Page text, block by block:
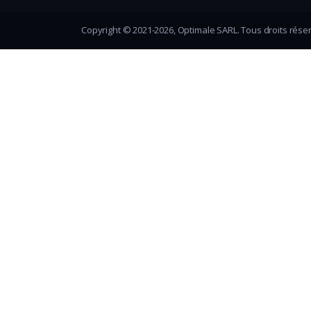
Copyright © 2021-2026, Optimale SARL. Tous droits